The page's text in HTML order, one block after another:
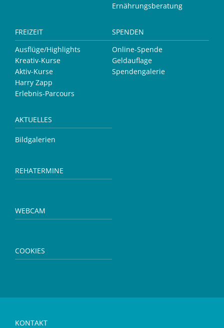
Ernährungsberatung
FREIZEIT
Ausflüge/Highlights
Kreativ-Kurse
Aktiv-Kurse
Harry Zapp
Erlebnis-Parcours
SPENDEN
Online-Spende
Geldauflage
Spendengalerie
AKTUELLES
Bildgalerien
REHATERMINE
WEBCAM
COOKIES
KONTAKT